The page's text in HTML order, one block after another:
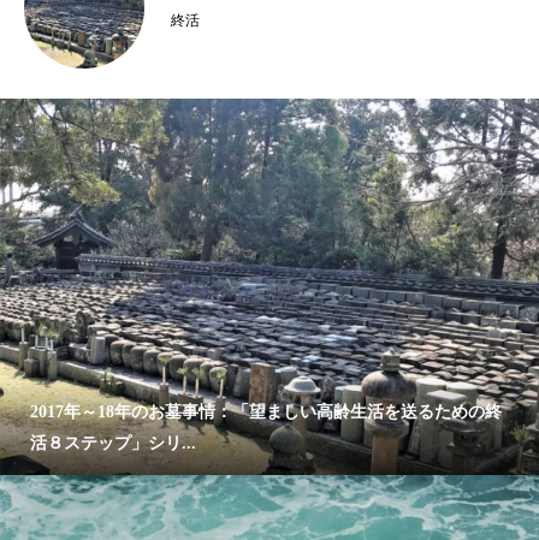
終活
2017年～18年のお墓事情：「望ましい高齢生活を送るための終
活８ステップ」シリ...